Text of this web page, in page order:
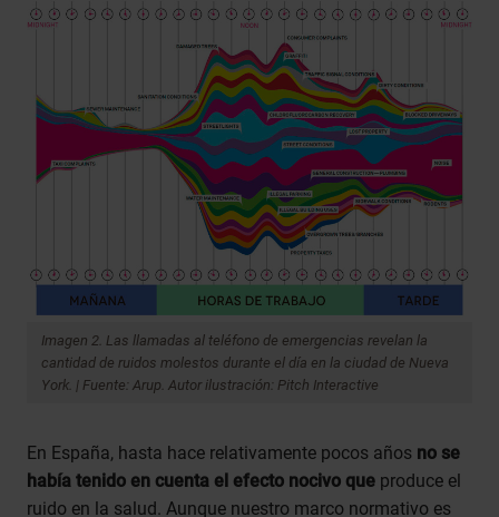
Imagen 2. Las llamadas al teléfono de emergencias revelan la
cantidad de ruidos molestos durante el día en la ciudad de Nueva
York. | Fuente: Arup. Autor ilustración: Pitch Interactive
En España, hasta hace relativamente pocos años no se
había tenido en cuenta el efecto nocivo que produce el
ruido en la salud. Aunque nuestro marco normativo es